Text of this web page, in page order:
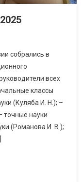
собрались в
всех
классы
(Куляба И. Н.); –
точные науки
(Романова И. В.);